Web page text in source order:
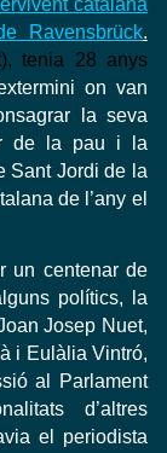
catalana
Ravensbrück.
tenia 28 anys
on van
la seva
de la pau i la
Sant Jordi de la
de l’any el
un centenar de
polítics, la
Josep Nuet,
i Eulàlia Vintró,
al Parlament
d’altres
el periodista